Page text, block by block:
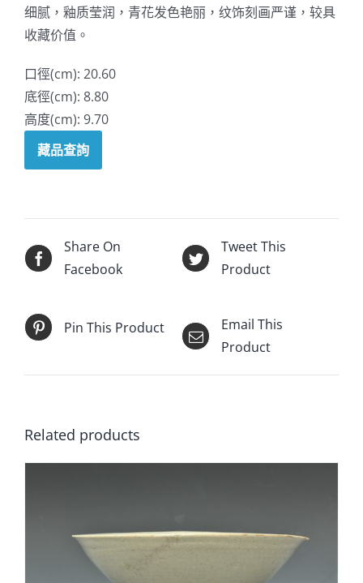
细腻，釉质莹润，青花发色艳丽，纹饰刻画严谨，较具
收藏价值。
口徑(cm): 20.60
底徑(cm): 8.80
高度(cm): 9.70
藏品查詢
Share On
Facebook
Tweet This
Product
Pin This Product
Email This
Product
Related products